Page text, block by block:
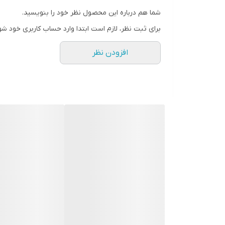
شما هم درباره این محصول نظر خود را بنویسید.
برای ثبت نظر، لازم است ابتدا وارد حساب کاربری خود
افزودن نظر